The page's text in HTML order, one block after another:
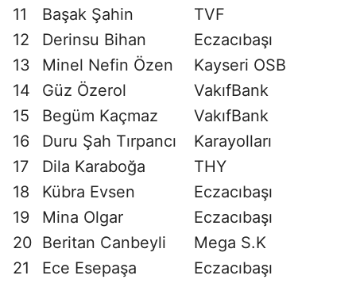
11
Başak Şahin
TVF
12
Derinsu Bihan
Eczacıbaşı
13
Minel Nefin Özen
Kayseri OSB
14
Güz Özerol
VakıfBank
15
Begüm Kaçmaz
VakıfBank
16
Duru Şah Tırpancı
Karayolları
17
Dila Karaboğa
THY
18
Kübra Evsen
Eczacıbaşı
19
Mina Olgar
Eczacıbaşı
20 Beritan Canbeyli
Mega S.K
21
Ece Esepaşa
Eczacıbaşı